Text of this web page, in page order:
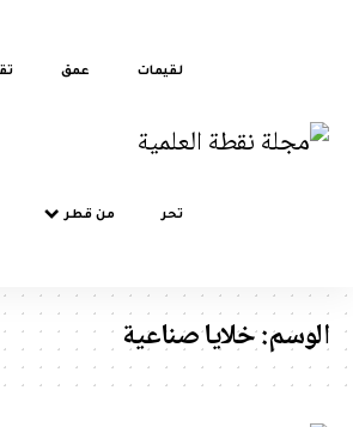
عمق تقنية
من قطر
خلايا صناعية